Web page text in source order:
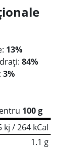
13%
84%
3%
100 g
kj / 264 kCal
1.1 g